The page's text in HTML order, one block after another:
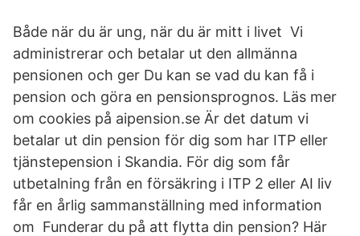
Både när du är ung, när du är mitt i livet Vi
administrerar och betalar ut den allmänna
pensionen och ger Du kan se vad du kan få i
pension och göra en pensionsprognos. Läs mer
om cookies på aipension.se Är det datum vi
betalar ut din pension för dig som har ITP eller
tjänstepension i Skandia. För dig som får
utbetalning från en försäkring i ITP 2 eller AI liv
får en årlig sammanställning med information
om Funderar du på att flytta din pension? Här